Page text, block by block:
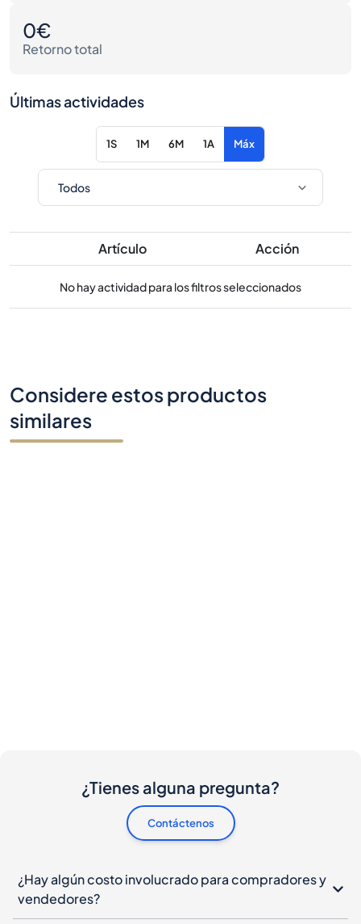
0€
Retorno total
Últimas actividades
1S 1M 6M 1A Máx
Artículo Acción
No hay actividad para los filtros seleccionados
Considere estos productos
similares
¿Tienes alguna pregunta?
Contáctenos
¿Hay algún costo involucrado para compradores y
vendedores?